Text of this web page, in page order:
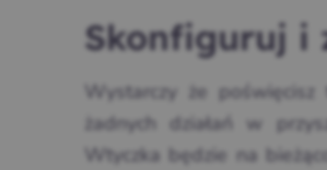
Skonfiguruj i
Wystarczy że
żadnych działań w
Wtyczka będzie na